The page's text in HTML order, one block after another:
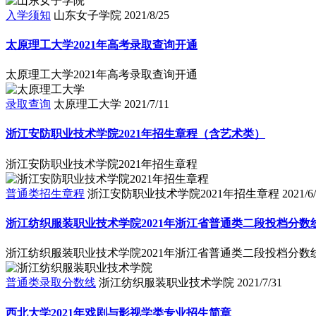
入学须知 山东女子学院 2021/8/25
太原理工大学2021年高考录取查询开通
太原理工大学2021年高考录取查询开通
录取查询 太原理工大学 2021/7/11
浙江安防职业技术学院2021年招生章程（含艺术类）
浙江安防职业技术学院2021年招生章程
普通类招生章程 浙江安防职业技术学院2021年招生章程 2021/
浙江纺织服装职业技术学院2021年浙江省普通类二段投档分数
浙江纺织服装职业技术学院2021年浙江省普通类二段投档分数
普通类录取分数线 浙江纺织服装职业技术学院 2021/7/31
西北大学2021年戏剧与影视学类专业招生简章